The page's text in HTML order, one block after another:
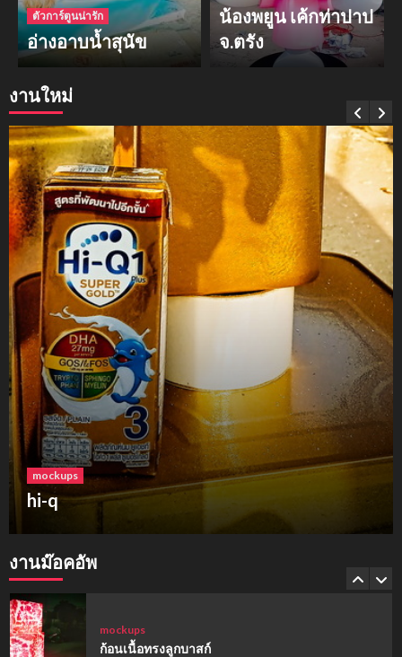
งานใหม่
โฟม
ฮาร์เบอร์แลนด์ ขอนแก่น
ตัวการ์ตูนน่ารัก
อ่างอาบน้ำสุนัข
น้องพยูน เค้กท่าปาป
จ.ตรัง
งานม๊อคอัพ
3
mockups
soul young
4
mockups
ม็อคอัพขวด bsab
mockups
ม็อคอัพน้ำมันวังว่าน
1
mockups
ก้อนเนื้อทรงลูกบาสก์